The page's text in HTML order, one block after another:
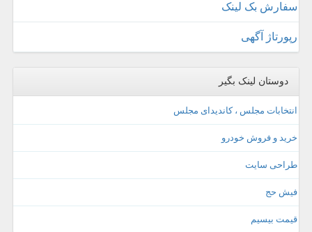
سفارش بک لینک
رپورتاژ آگهی
دوستان لینک بگیر
انتخابات مجلس ، کاندیدای مجلس
خرید و فروش خودرو
طراحی سایت
فیش حج
قیمت بیسیم